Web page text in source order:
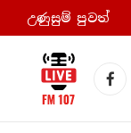
උණුසුම් පුව​ත්